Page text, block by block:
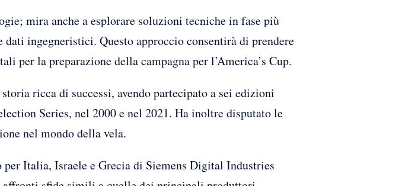
mira anche a esplorare soluzioni tecniche in fase più
ingegneristici. Questo approccio consentirà di prendere
per la preparazione della campagna per l’America’s Cup.
ricca di successi, avendo partecipato a sei edizioni
Series, nel 2000 e nel 2021. Ha inoltre disputato le
nel mondo della vela.
Italia, Israele e Grecia di Siemens Digital Industries